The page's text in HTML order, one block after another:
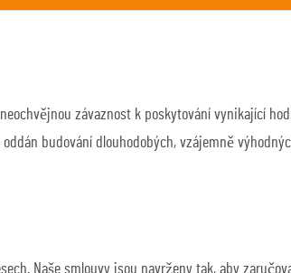
závaznost k poskytování vynikající
budování dlouhodobých, vzájemně
Naše smlouvy jsou navrženy tak, aby